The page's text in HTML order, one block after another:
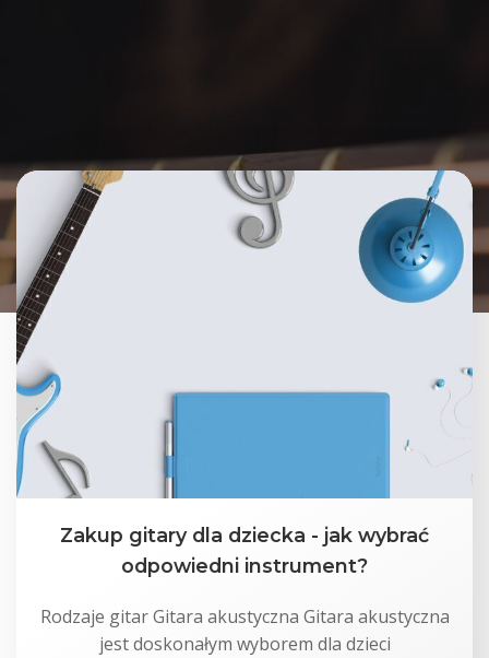
Zakup gitary dla dziecka - jak wybrać
odpowiedni instrument?
Rodzaje gitar Gitara akustyczna Gitara akustyczna
jest doskonałym wyborem dla dzieci